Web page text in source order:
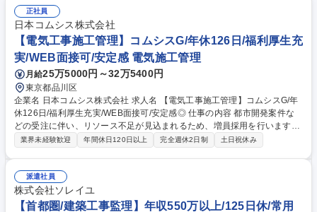
正社員
日本コムシス株式会社
【電気工事施工管理】コムシスG/年休126日/福利厚生充
実/WEB面接可/安定感 電気施工管理
月給25万5000円～32万5400円
東京都品川区
企業名 日本コムシス株式会社 求人名 【電気工事施工管理】コムシスG/年
休126日/福利厚生充実/WEB面接可/安定感◎ 仕事の内容 都市開発案件な
どの受注に伴い、リソース不足が見込まれるため、増員採用を行います！
平均残業時間は30時間程度です。 【仕事内容について】 ■電気・電気通信
【電気工事施工管理】コムシスG/年休126日/福利厚生充実/WEB面接可/安
定感◎
業界未経験歓迎 年間休日120日以上 完全週休2日制 土日祝休み
派遣社員
株式会社ソレイユ
【首都圏/建築工事監理】年収550万以上/125日休/常用